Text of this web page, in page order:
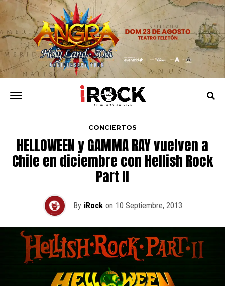
CONCIERTOS
HELLOWEEN y GAMMA RAY vuelven a
Chile en diciembre con Hellish Rock
Part II
By iRock on 10 Septiembre, 2013